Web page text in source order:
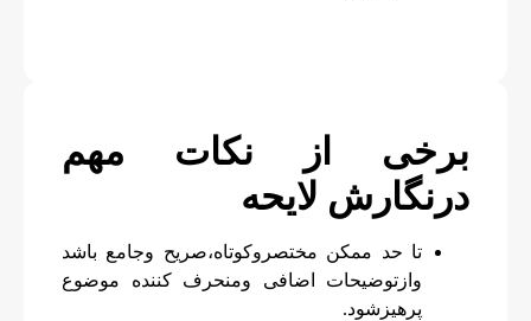
برخی از نکات مهم
درنگارش لایحه
تا حد ممکن مختصروکوتاه،صریح وجامع باشد
وازتوضیحات اضافی ومنحرف کننده موضوع
پرهیزشود.